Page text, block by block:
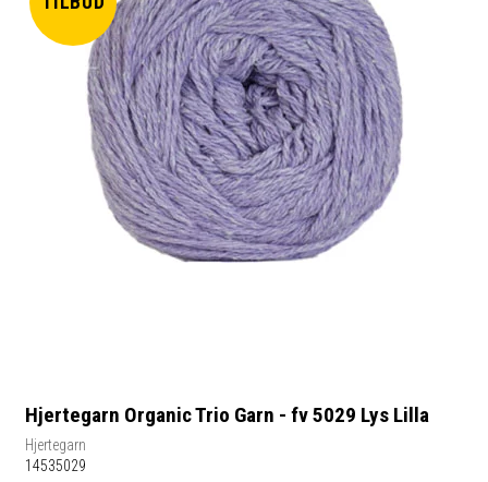
Hjertegarn Organic Trio Garn - fv 5029 Lys Lilla
Hjertegarn
14535029